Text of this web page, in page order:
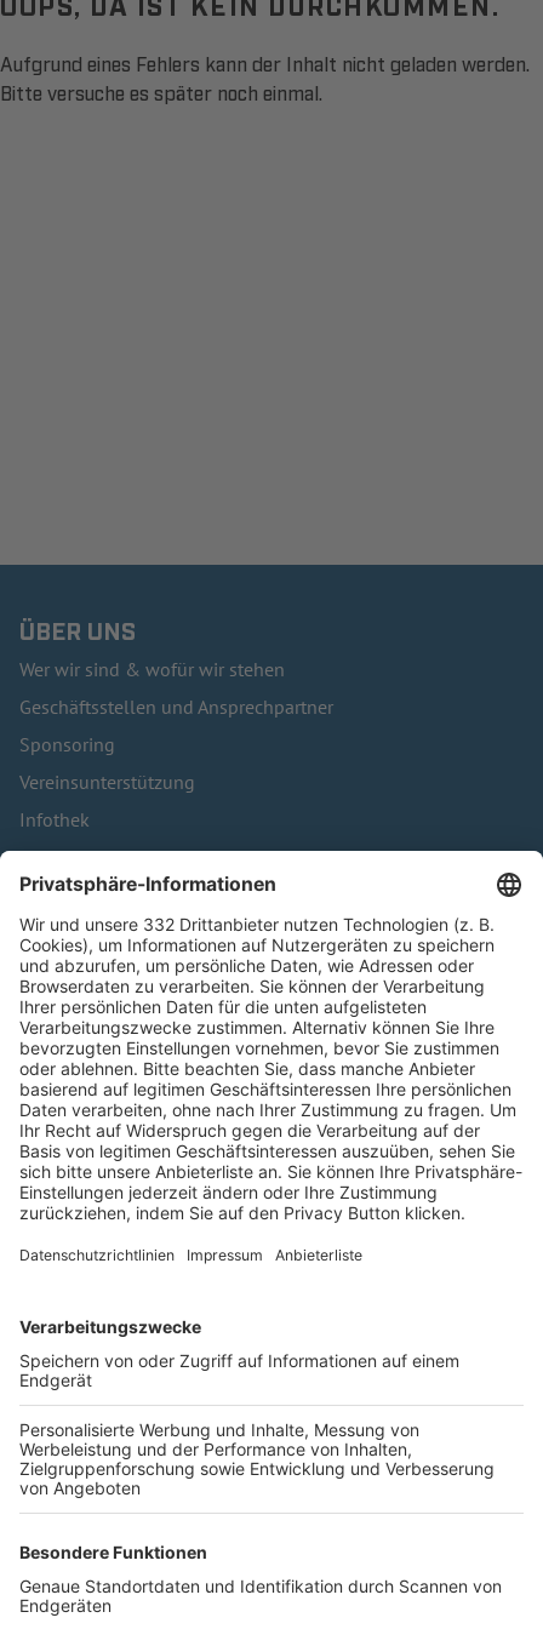
Aufgrund eines Fehlers kann der Inhalt nicht geladen werden.
Bitte versuche es später noch einmal.
ÜBER UNS
Wer wir sind & wofür wir stehen
Geschäftsstellen und Ansprechpartner
Sponsoring
Vereinsunterstützung
Infothek
Kontakt
HÄUFIG BESUCHTE SEITEN
Pässe und Vereinswechsel
Trainerausbildung
Schulungsangebot Vereinsmitarbeiter
BFV-Geschäftsstellen
Trainerbörse
Login SpielPlus
FOLGE DEM BFV
TOP-VEREINE
TOP-PARTNER